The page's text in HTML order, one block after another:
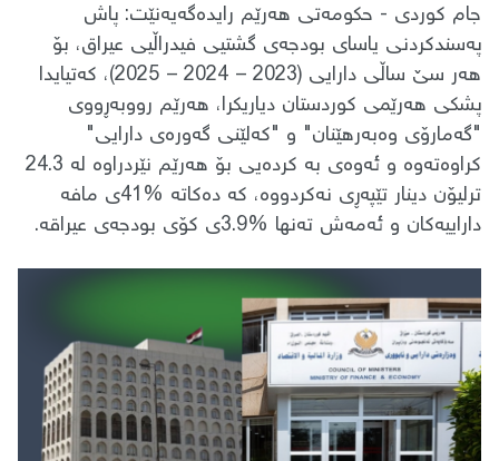
جام کوردی - حكومەتی هەرێم رایدەگەیەنێت: پاش
پەسندكردنی یاسای بودجەی گشتیی فیدراڵیی عیراق، بۆ
هەر سێ ساڵی دارایی (2023 – 2024 – 2025)، كەتیایدا
پشكی هەرێمی كوردستان دیاریكرا، هەرێم ر‌ووبەڕ‌ووی
"گەمارۆی وەبەرهێنان" و "كەلێنی گەورەی دارایی"
كراوەتەوە و ئەوەی بە كردەیی بۆ هەرێم نێردراوە لە 24.3
ترلیۆن دینار تێپەڕ‌ی نەكردووە، كە دەكاتە %41ی مافە
داراییەكان و ئەمەش تەنها %3.9ی كۆی بودجەی عیراقە.